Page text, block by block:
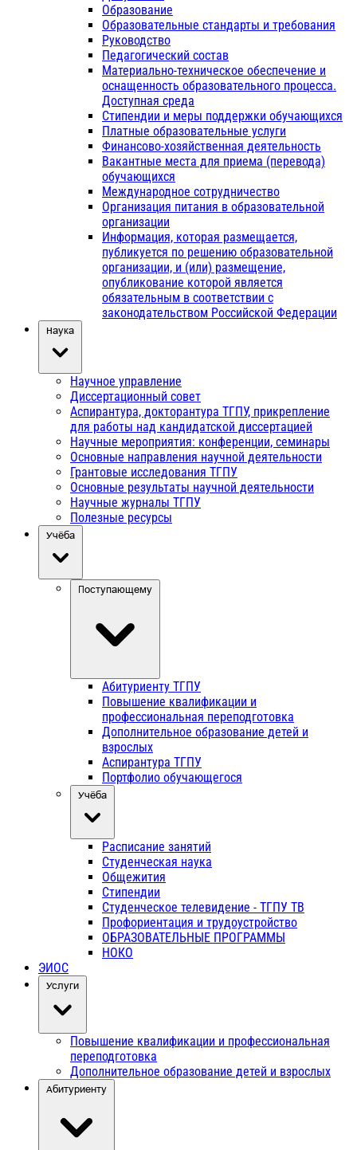
Образование
Образовательные стандарты и требования
Руководство
Педагогический состав
Материально-техническое обеспечение и
оснащенность образовательного процесса.
Доступная среда
Стипендии и меры поддержки обучающихся
Платные образовательные услуги
Финансово-хозяйственная деятельность
Вакантные места для приема (перевода)
обучающихся
Международное сотрудничество
Организация питания в образовательной
организации
Информация, которая размещается,
публикуется по решению образовательной
организации, и (или) размещение,
опубликование которой является
обязательным в соответствии с
законодательством Российской Федерации
Наука
Научное управление
Диссертационный совет
Аспирантура, докторантура ТГПУ, прикрепление
для работы над кандидатской диссертацией
Научные мероприятия: конференции, семинары
Основные направления научной деятельности
Грантовые исследования ТГПУ
Основные результаты научной деятельности
Научные журналы ТГПУ
Полезные ресурсы
Учёба
Поступающему
Абитуриенту ТГПУ
Повышение квалификации и
профессиональная переподготовка
Дополнительное образование детей и
взрослых
Аспирантура ТГПУ
Портфолио обучающегося
Учёба
Расписание занятий
Студенческая наука
Общежития
Стипендии
Студенческое телевидение - ТГПУ ТВ
Профориентация и трудоустройство
ОБРАЗОВАТЕЛЬНЫЕ ПРОГРАММЫ
НОКО
ЭИОС
Услуги
Повышение квалификации и профессиональная
переподготовка
Дополнительное образование детей и взрослых
Абитуриенту